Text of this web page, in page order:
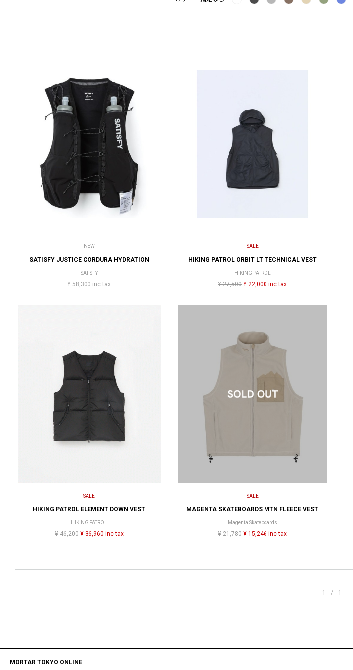
NEW
SATISFY JUSTICE CORDURA HYDRATION
SATISFY
¥ 58,300 inc tax
SALE
HIKING PATROL ORBIT LT TECHNICAL VEST
HIKING PATROL
¥ 27,500 ¥ 22,000 inc tax
SALE
HIKING PATROL ELEMENT DOWN VEST
HIKING PATROL
¥ 46,200 ¥ 36,960 inc tax
SALE
MAGENTA SKATEBOARDS MTN FLEECE VEST
Magenta Skateboards
¥ 21,780 ¥ 15,246 inc tax
1/1
MORTAR TOKYO ONLINE